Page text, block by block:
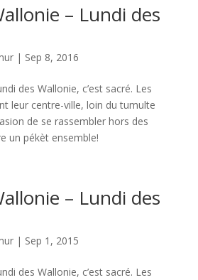
– Lundi des
| Sep 8, 2016
des Wallonie, c’est sacré. Les
leur centre-ville, loin du tumulte
de se rassembler hors des
un pékèt ensemble!
– Lundi des
| Sep 1, 2015
des Wallonie, c’est sacré. Les